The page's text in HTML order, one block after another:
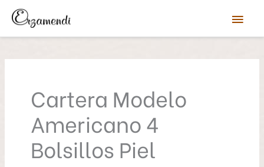
contenido
Cartera Modelo
Americano 4
Bolsillos Piel